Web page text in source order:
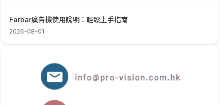
Farbar廣告機使用說明：輕鬆上手指南
2026-08-01